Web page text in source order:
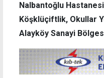
Nalbantoğlu
Köşklüçiftlik, Okullar
Alayköy Sanayi